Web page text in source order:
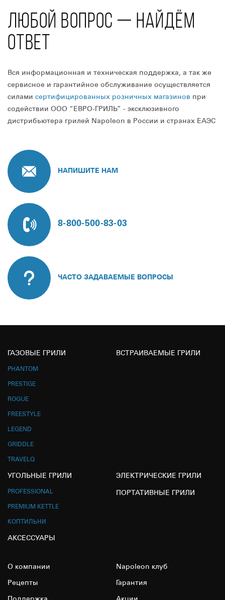
ЛЮБОЙ ВОПРОС — НАЙДЁМ
ОТВЕТ
Вся информационная и техническая поддержка, а так же
сервисное и гарантийное обслуживание осуществляется
силами сертифицированных розничных магазинов при
содействии ООО “ЕВРО-ГРИЛЬ” - эксклюзивного
дистрибьютера грилей Napoleon в России и странах ЕАЭС
НАПИШИТЕ НАМ
8-800-500-83-03
ЧАСТО ЗАДАВАЕМЫЕ ВОПРОСЫ
ГАЗОВЫЕ ГРИЛИ
PHANTOM
PRESTIGE
ROGUE
FREESTYLE
LEGEND
GRIDDLE
TRAVELQ
ВСТРАИВАЕМЫЕ ГРИЛИ
УГОЛЬНЫЕ ГРИЛИ
PROFESSIONAL
PREMIUM KETTLE
КОПТИЛЬНИ
ЭЛЕКТРИЧЕСКИЕ ГРИЛИ
ПОРТАТИВНЫЕ ГРИЛИ
АКСЕССУАРЫ
О компании Napoleon клуб
Рецепты Гарантия